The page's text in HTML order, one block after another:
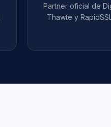
Partner oficial de
Thawte y